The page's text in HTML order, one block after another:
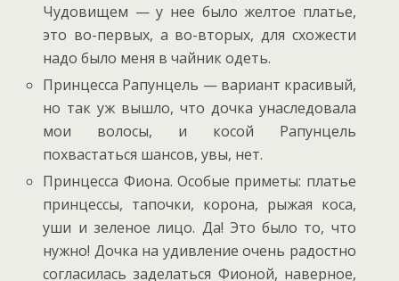
Чудовищем — у нее было желтое платье,
это во-первых, а во-вторых, для схожести
надо было меня в чайник одеть.
Принцесса Рапунцель — вариант красивый,
но так уж вышло, что дочка унаследовала
мои волосы, и косой Рапунцель
похвастаться шансов, увы, нет.
Принцесса Фиона. Особые приметы: платье
принцессы, тапочки, корона, рыжая коса,
уши и зеленое лицо. Да! Это было то, что
нужно! Дочка на удивление очень радостно
согласилась заделаться Фионой, наверное,